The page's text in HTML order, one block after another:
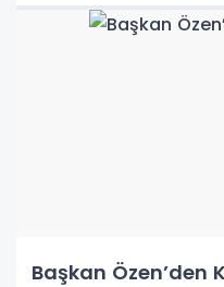
Başkan Özen’den